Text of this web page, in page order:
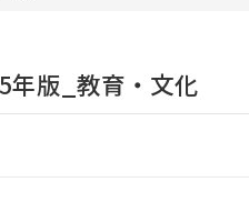
年版_教育・文化